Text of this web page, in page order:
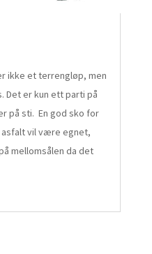
ikke et terrengløp, men
Det er kun ett parti på
på sti. En god sko for
asfalt vil være egnet,
mellomsålen da det